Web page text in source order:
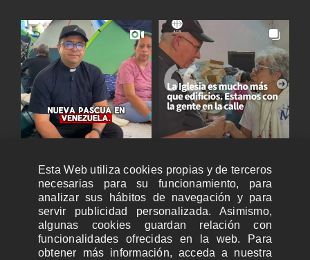
Esta Web utiliza cookies propias y de terceros
necesarias para su funcionamiento, para
analizar sus hábitos de navegación y para
servir publicidad personalizada. Asimismo,
algunas cookies guardan relación con
funcionalidades ofrecidas en la web. Para
obtener más información, acceda a nuestra